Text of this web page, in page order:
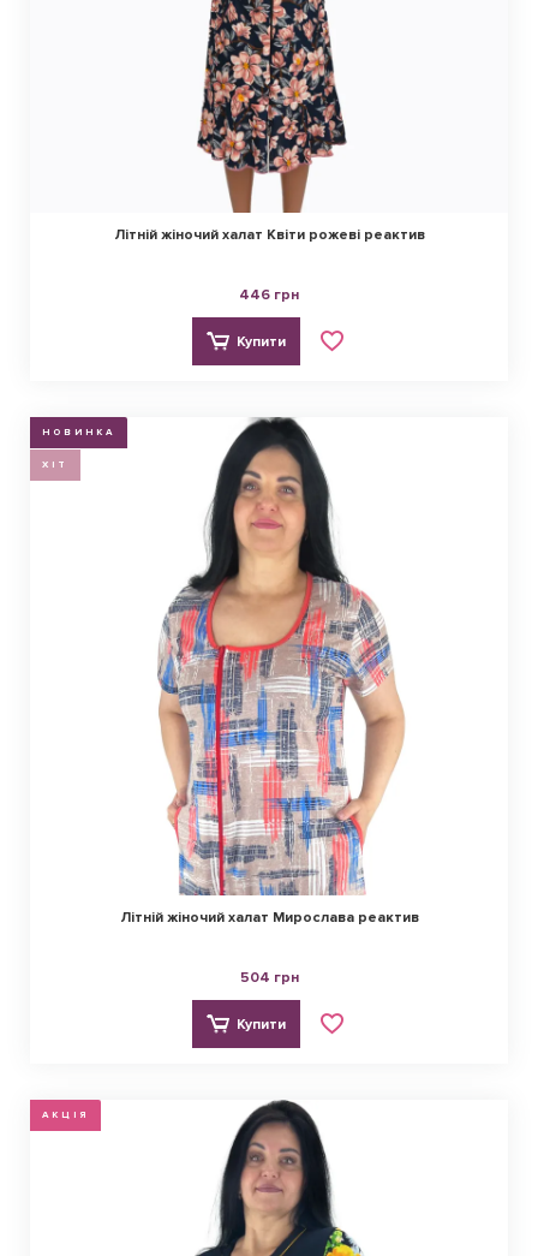
Літній жіночий халат Квіти рожеві реактив
446 грн
Купити
НОВИНКА
ХІТ
Літній жіночий халат Мирослава реактив
504 грн
Купити
АКЦІЯ